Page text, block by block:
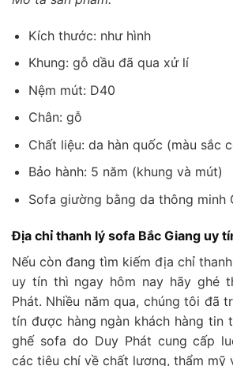
Kích thước: như hình
Khung: gỗ dầu đã qua xử lí
Nệm mút: D40
Chân: gỗ
Chất liệu: da hàn quốc (màu sắc
Bảo hành: 5 năm (khung và mút)
Sofa giường bằng da thông minh
Địa chỉ thanh lý sofa Bắc Giang uy
Nếu còn đang tìm kiếm địa chỉ
uy tín thì ngay hôm nay hãy ghé
Phát. Nhiều năm qua, chúng tôi đã
tín được hàng ngàn khách hàng tin
ghế sofa do Duy Phát cung cấp
các tiêu chí về chất lượng, thẩm mỹ